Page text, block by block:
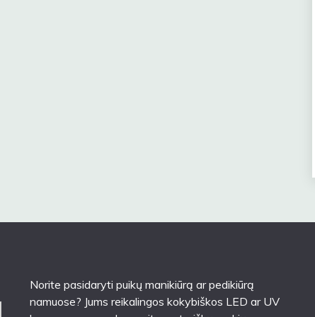
Norite pasidaryti puikų manikiūrą ar pedikiūrą
namuose? Jums reikalingos kokybiškos LED ar UV